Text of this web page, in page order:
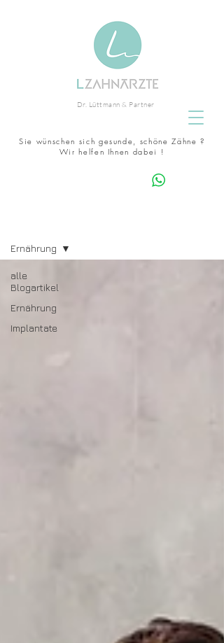
schöne zähne keramikimplantate
Schleswig-Holstein
zertifizierter Invisalign
Dr. Lüttmann & Partner
Sie wünschen sich gesunde, schöne Zähne ?
Wir helfen Ihnen dabei !
alle
Blogartikel
Ernährung
Implantate
Ernährung